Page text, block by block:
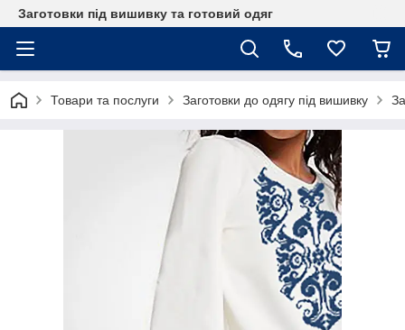
Заготовки під вишивку та готовий одяг
Товари та послуги Заготовки до одягу під вишивку